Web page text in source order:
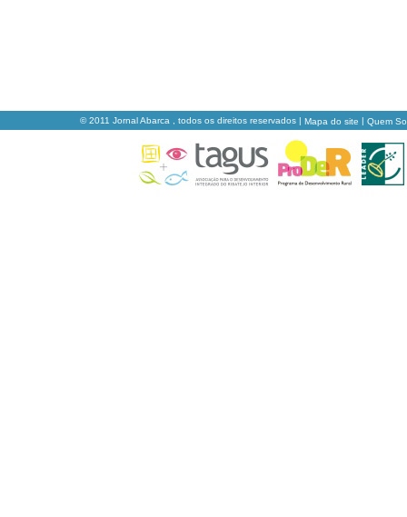
© 2011 Jornal Abarca , todos os direitos reservados | Mapa do site | Quem